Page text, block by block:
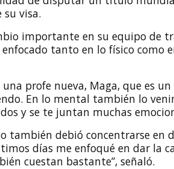
visa.
importante en su equipo de
tanto en lo físico como
profe nueva, Maga, que es
En lo mental también lo
y se te juntan muchas
también debió concentrarse en
días me enfoqué en dar la
cuestan bastante”, señaló.